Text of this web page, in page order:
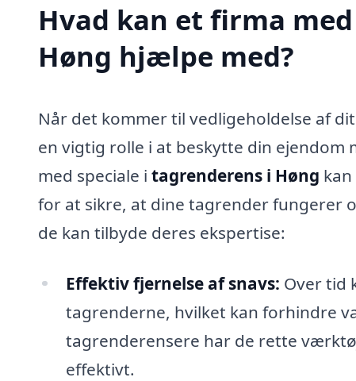
Hvad kan et firma
Høng hjælpe med?
Når det kommer til vedligeholdelse af
en vigtig rolle i at beskytte din
med speciale i tagrenderens i Høng
for at sikre, at dine tagrender fungerer
de kan tilbyde deres ekspertise:
Effektiv fjernelse af snavs: Over tid
tagrenderne, hvilket kan forhindre
tagrenderensere har de rette
effektivt.